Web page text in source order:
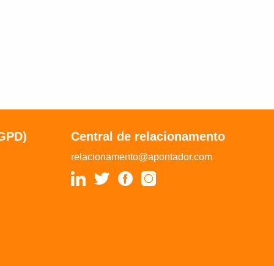
Central de relacionamento
relacionamento@apontador.com